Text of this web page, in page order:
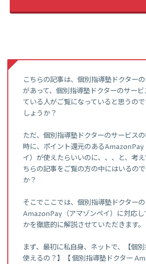
こちらの記事は、個別指導塾ドクター
があって、個別指導塾ドクターのサー
ている人がご覧になっていると思うの
しょうか？
ただ、個別指導塾ドクターのサービス
時に、ポイント還元のあるAmazonPay
イ）が使えたらいいのに、、、と、考
ちらの記事をご覧の方の中にはいるの
か？
そこでここでは、個別指導塾ドクター
AmazonPay（アマゾンペイ）に対応し
かを徹底的に解説させていただきます。
まず、最初に私自身、ネットで、【個
使えるの？】【 個別指導塾ドクター